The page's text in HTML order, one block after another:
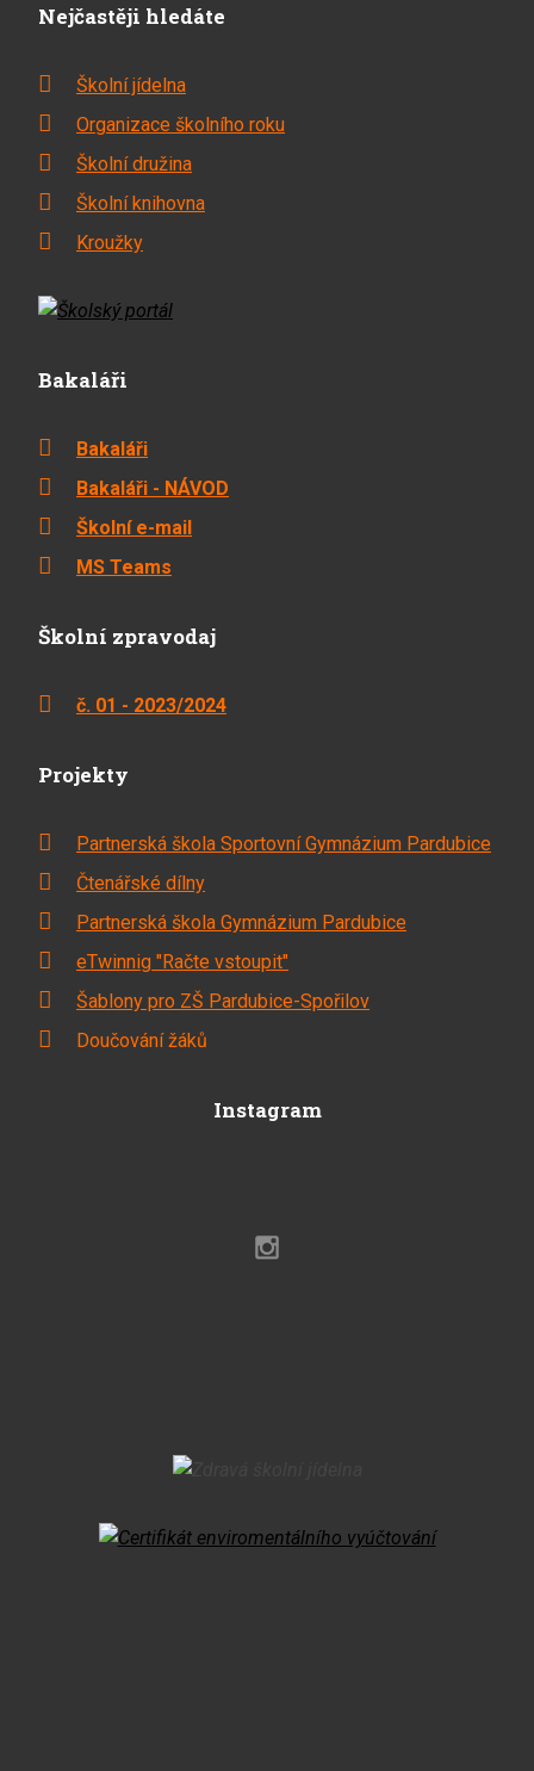
Nejčastěji hledáte
Školní jídelna
Organizace školního roku
Školní družina
Školní knihovna
Kroužky
Bakaláři
Bakaláři
Bakaláři - NÁVOD
Školní e-mail
MS Teams
Školní zpravodaj
č. 01 - 2023/2024
Projekty
Partnerská škola Sportovní Gymnázium Pardubice
Čtenářské dílny
Partnerská škola Gymnázium Pardubice
eTwinnig "Račte vstoupit"
Šablony pro ZŠ Pardubice-Spořilov
Doučování žáků
Instagram